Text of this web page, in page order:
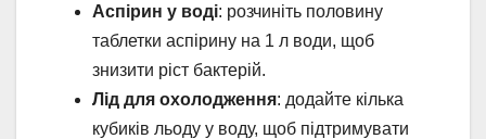
Аспірин у воді: розчиніть половину
таблетки аспірину на 1 л води, щоб
знизити ріст бактерій.
Лід для охолодження: додайте кілька
кубиків льоду у воду, щоб підтримувати